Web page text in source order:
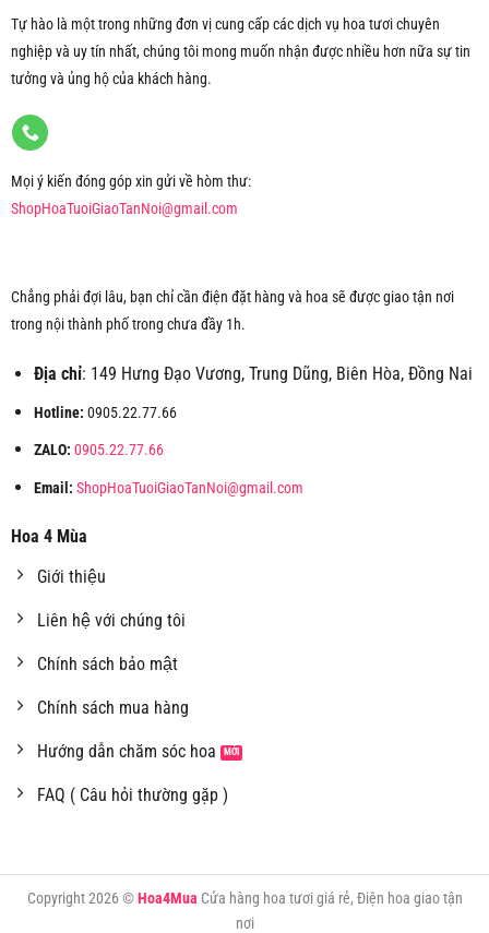
Tự hào là một trong những đơn vị cung cấp các dịch vụ hoa tươi chuyên
nghiệp và uy tín nhất, chúng tôi mong muốn nhận được nhiều hơn nữa sự tin
tưởng và ủng hộ của khách hàng.
Mọi ý kiến đóng góp xin gửi về hòm thư:
ShopHoaTuoiGiaoTanNoi@gmail.com
Chẳng phải đợi lâu, bạn chỉ cần điện đặt hàng và hoa sẽ được giao tận nơi
trong nội thành phố trong chưa đầy 1h.
Địa chỉ: 149 Hưng Đạo Vương, Trung Dũng, Biên Hòa, Đồng Nai
Hotline: 0905.22.77.66
ZALO: 0905.22.77.66
Email: ShopHoaTuoiGiaoTanNoi@gmail.com
Hoa 4 Mùa
Giới thiệu
Liên hệ với chúng tôi
Chính sách bảo mật
Chính sách mua hàng
Hướng dẫn chăm sóc hoa
FAQ ( Câu hỏi thường gặp )
Copyright 2026 ©Hoa4Mua Cửa hàng hoa tươi giá rẻ, Điện hoa giao tận
nơi